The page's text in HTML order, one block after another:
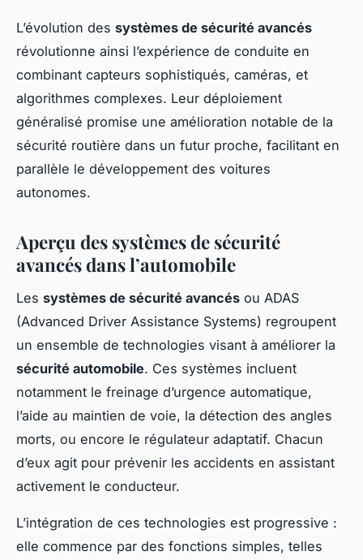
L’évolution des systèmes de sécurité avancés
révolutionne ainsi l’expérience de conduite en
combinant capteurs sophistiqués, caméras, et
algorithmes complexes. Leur déploiement
généralisé promise une amélioration notable de la
sécurité routière dans un futur proche, facilitant en
parallèle le développement des voitures
autonomes.
Aperçu des systèmes de sécurité
avancés dans l’automobile
Les systèmes de sécurité avancés ou ADAS
(Advanced Driver Assistance Systems) regroupent
un ensemble de technologies visant à améliorer la
sécurité automobile. Ces systèmes incluent
notamment le freinage d’urgence automatique,
l’aide au maintien de voie, la détection des angles
morts, ou encore le régulateur adaptatif. Chacun
d’eux agit pour prévenir les accidents en assistant
activement le conducteur.
L’intégration de ces technologies est progressive :
elle commence par des fonctions simples, telles